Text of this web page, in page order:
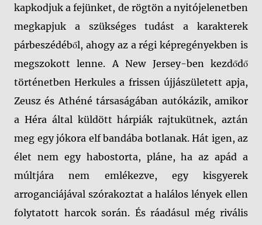
kapkodjuk a fejünket, de rögtön a nyitójelenetben
megkapjuk a szükséges tudást a karakterek
párbeszédéből, ahogy az a régi képregényekben is
megszokott lenne. A New Jersey-ben kezdődő
történetben Herkules a frissen újjászületett apja,
Zeusz és Athéné társaságában autókázik, amikor
a Héra által küldött hárpiák rajtukütnek, aztán
meg egy jókora elf bandába botlanak. Hát igen, az
élet nem egy habostorta, pláne, ha az apád a
múltjára nem emlékezve, egy kisgyerek
arroganciájával szórakoztat a halálos lények ellen
folytatott harcok során. És ráadásul még rivális